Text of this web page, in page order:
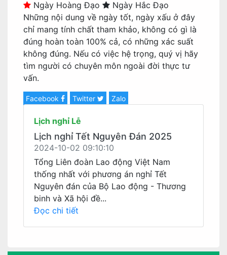
Ngày Hoàng Đạo
Ngày Hắc Đạo
Những nội dung về ngày tốt, ngày xấu ở đây
chỉ mang tính chất tham khảo, không có gì là
đúng hoàn toàn 100% cả, có những xác suất
không đúng. Nếu có việc hệ trọng, quý vị hãy
tìm người có chuyên môn ngoài đời thực tư
vấn.
Facebook Twitter Zalo
Lịch nghỉ Lễ
Lịch nghỉ Tết Nguyên Đán 2025
2024-10-02 09:10:10
Tổng Liên đoàn Lao động Việt Nam
thống nhất với phương án nghỉ Tết
Nguyên đán của Bộ Lao động - Thương
binh và Xã hội đề...
Đọc chi tiết